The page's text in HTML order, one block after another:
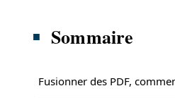
Sommaire
Fusionner des PDF,